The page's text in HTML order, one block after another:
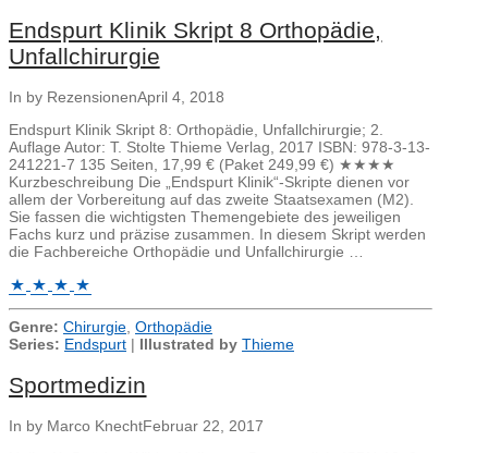
Endspurt Klinik Skript 8 Orthopädie,
Unfallchirurgie
In by RezensionenApril 4, 2018
Endspurt Klinik Skript 8: Orthopädie, Unfallchirurgie; 2.
Auflage Autor: T. Stolte Thieme Verlag, 2017 ISBN: 978-3-13-
241221-7 135 Seiten, 17,99 € (Paket 249,99 €) ★★★★
Kurzbeschreibung Die „Endspurt Klinik“-Skripte dienen vor
allem der Vorbereitung auf das zweite Staatsexamen (M2).
Sie fassen die wichtigsten Themengebiete des jeweiligen
Fachs kurz und präzise zusammen. In diesem Skript werden
die Fachbereiche Orthopädie und Unfallchirurgie …
Genre: Chirurgie, Orthopädie
Series: Endspurt | Illustrated by Thieme
Sportmedizin
In by Marco KnechtFebruar 22, 2017